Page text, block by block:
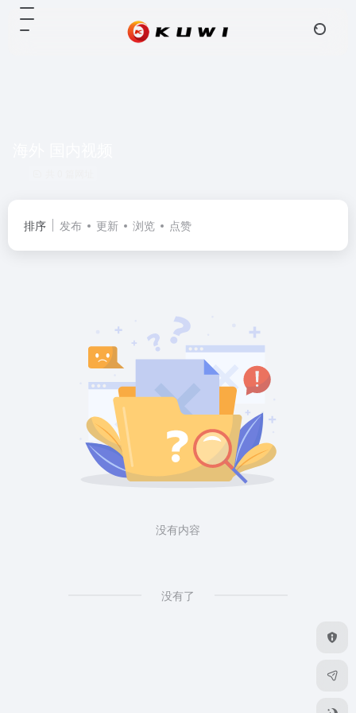
排序 发布 更新 浏览 点赞
没有内容
没有了